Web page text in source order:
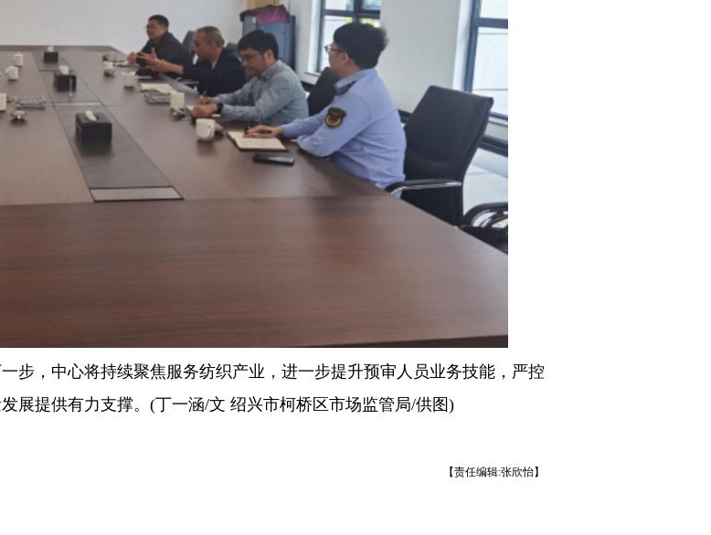
，中心将持续聚焦服务纺织产业，进一步提升预审人员业务技能，严控
展提供有力支撑。(丁一涵/文 绍兴市柯桥区市场监管局/供图)
【责任编辑:张欣怡】